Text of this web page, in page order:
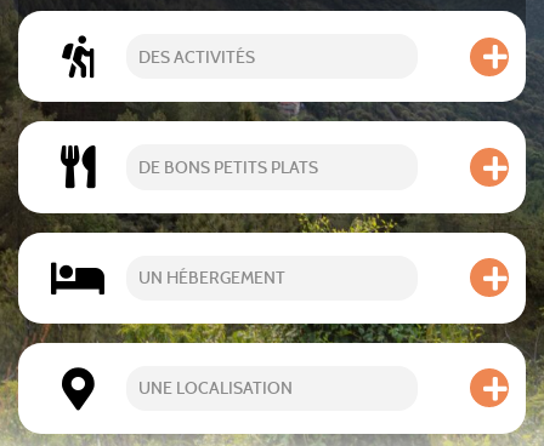
DES ACTIVITÉS
DE BONS PETITS PLATS
UN HÉBERGEMENT
UNE LOCALISATION